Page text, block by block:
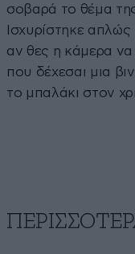
σοβαρά το θέμα
Ισχυρίστηκε
αν θες η κάμερα
που δέχεσαι μια
το μπαλάκι στον